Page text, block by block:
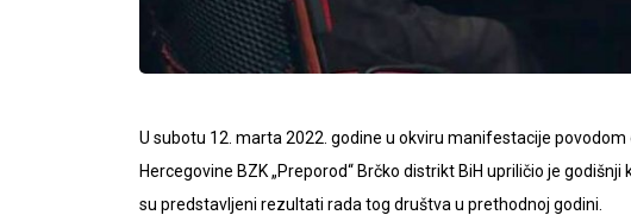
U subotu 12. marta 2022. godine u okviru manifestacije
Hercegovine BZK „Preporod“ Brčko distrikt BiH upriličio je
su predstavljeni rezultati rada tog društva u prethodnoj godini.